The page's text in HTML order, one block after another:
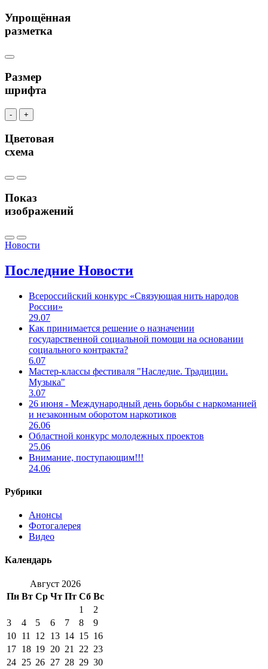
Упрощённая
разметка
Размер
шрифта
- +
Цветовая
схема
Показ
изображений
Новости
Последние Новости
Всероссийский конкурс «Связующая нить народов
России»
29.07
Как принимается решение о назначении
государственной социальной помощи на основании
социального контракта?
6.07
Мастер-классы фестиваля "Наследие. Традиции.
Музыка"
3.07
26 июня - Международный день борьбы с наркоманией
и незаконным оборотом наркотиков
26.06
Областной конкурс молодежных проектов
25.06
Внимание, поступающим!!!
24.06
Рубрики
Анонсы
Фотогалерея
Видео
Календарь
Август 2026
Пн Вт Ср Чт Пт Сб Вс
1
2
3
4 5 6 7 8
9
10 11 12 13 14 15 16
17 18 19 20 21 22 23
24 25 26 27 28 29 30